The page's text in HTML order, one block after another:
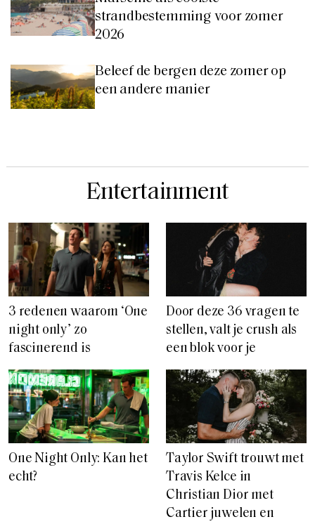
strandbestemming voor zomer
2026
Beleef de bergen deze zomer op
een andere manier
Entertainment
3 redenen waarom ‘One
night only’ zo
fascinerend is
Door deze 36 vragen te
stellen, valt je crush als
een blok voor je
One Night Only: Kan het
echt?
Taylor Swift trouwt met
Travis Kelce in
Christian Dior met
Cartier juwelen en